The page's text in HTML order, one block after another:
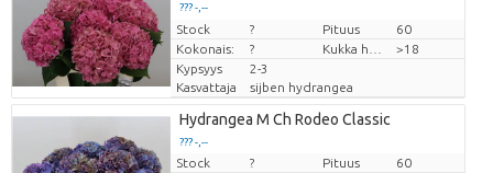
??? -,--
Hinta per kappale
Stock ? Pituus
60
Kokonais:
?
>18
Kypsyys
2-3
Kasvattaja
sijben hydrangea
Hydrangea M Ch Rodeo Classic
??? -,--
Hinta per kappale
Stock ? Pituus
60